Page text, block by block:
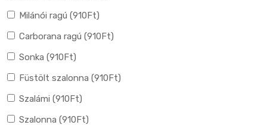
Milánói ragú (910Ft)
Carborana ragú (910Ft)
Sonka (910Ft)
Füstölt szalonna (910Ft)
Szalámi (910Ft)
Szalonna (910Ft)